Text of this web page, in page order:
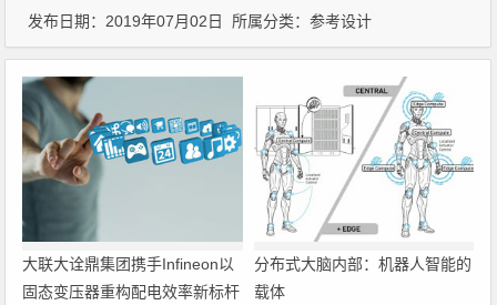
发布日期：2019年07月02日 所属分类：参考设计
大联大诠鼎集团携手Infineon以
固态变压器重构配电效率新标杆
分布式大脑内部：机器人智能的
载体